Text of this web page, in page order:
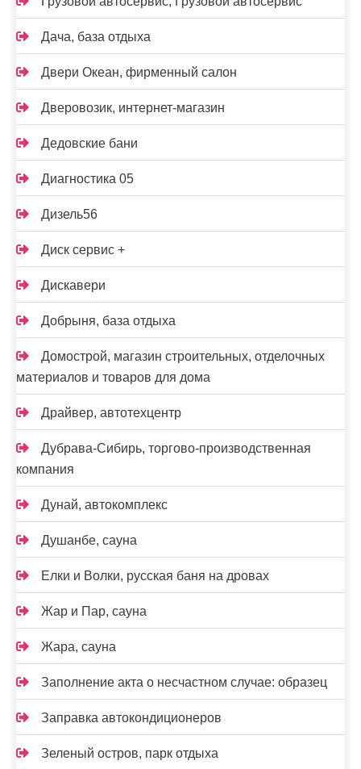
Дача, база отдыха
Двери Океан, фирменный салон
Дверовозик, интернет-магазин
Дедовские бани
Диагностика 05
Дизель56
Диск сервис +
Дискавери
Добрыня, база отдыха
Домострой, магазин строительных, отделочных
материалов и товаров для дома
Драйвер, автотехцентр
Дубрава-Сибирь, торгово-производственная
компания
Дунай, автокомплекс
Душанбе, сауна
Елки и Волки, русская баня на дровах
Жар и Пар, сауна
Жара, сауна
Заполнение акта о несчастном случае: образец
Заправка автокондиционеров
Зеленый остров, парк отдыха